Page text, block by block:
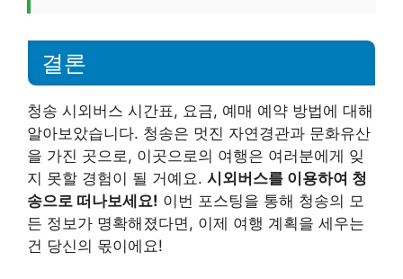
결론
청송 시외버스 시간표, 요금, 예매 예약 방법에 대해
알아보았습니다. 청송은 멋진 자연경관과 문화유산
을 가진 곳으로, 이곳으로의 여행은 여러분에게 잊
지 못할 경험이 될 거예요. 시외버스를 이용하여 청
송으로 떠나보세요! 이번 포스팅을 통해 청송의 모
든 정보가 명확해졌다면, 이제 여행 계획을 세우는
건 당신의 몫이에요!